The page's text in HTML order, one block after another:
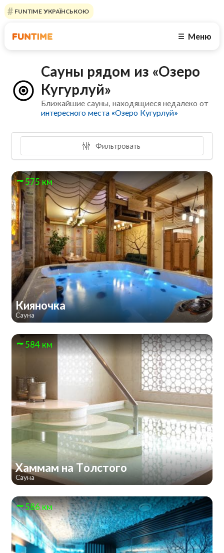
FUNTIME УКРАЇНСЬКОЮ
☰ Меню
Сауны рядом из «Озеро
Кугурлуй»
Ближайшие сауны, находящиеся недалеко от
интересного места «Озеро Кугурлуй»
Фильтровать
575 км
Кияночка
Сауна
584 км
Хаммам на Толстого
Сауна
586 км